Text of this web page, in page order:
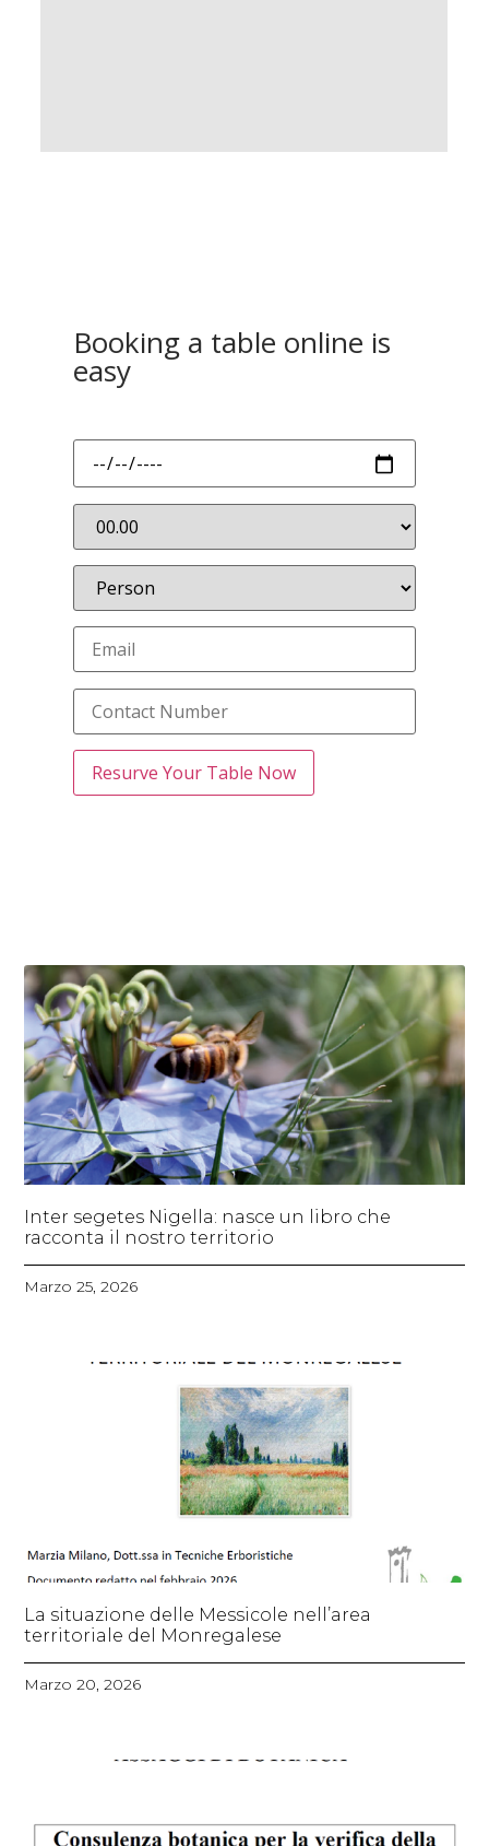
Booking a table online is
easy
Inter segetes Nigella: nasce un libro che
racconta il nostro territorio
Marzo 25, 2026
La situazione delle Messicole nell’area
territoriale del Monregalese
Marzo 20, 2026